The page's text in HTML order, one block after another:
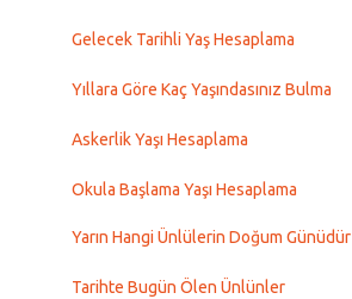
Gelecek Tarihli Yaş Hesaplama
Yıllara Göre Kaç Yaşındasınız Bulma
Askerlik Yaşı Hesaplama
Okula Başlama Yaşı Hesaplama
Yarın Hangi Ünlülerin Doğum Günüdür
Tarihte Bugün Ölen Ünlünler